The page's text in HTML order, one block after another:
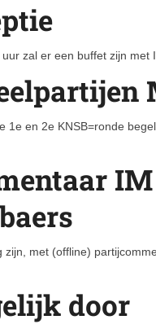
zal er een buffet zijn met
1e en 2e KNSB=ronde
zijn, met (offline)
door